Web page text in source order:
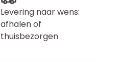
Levering naar wens:
afhalen of
thuisbezorgen